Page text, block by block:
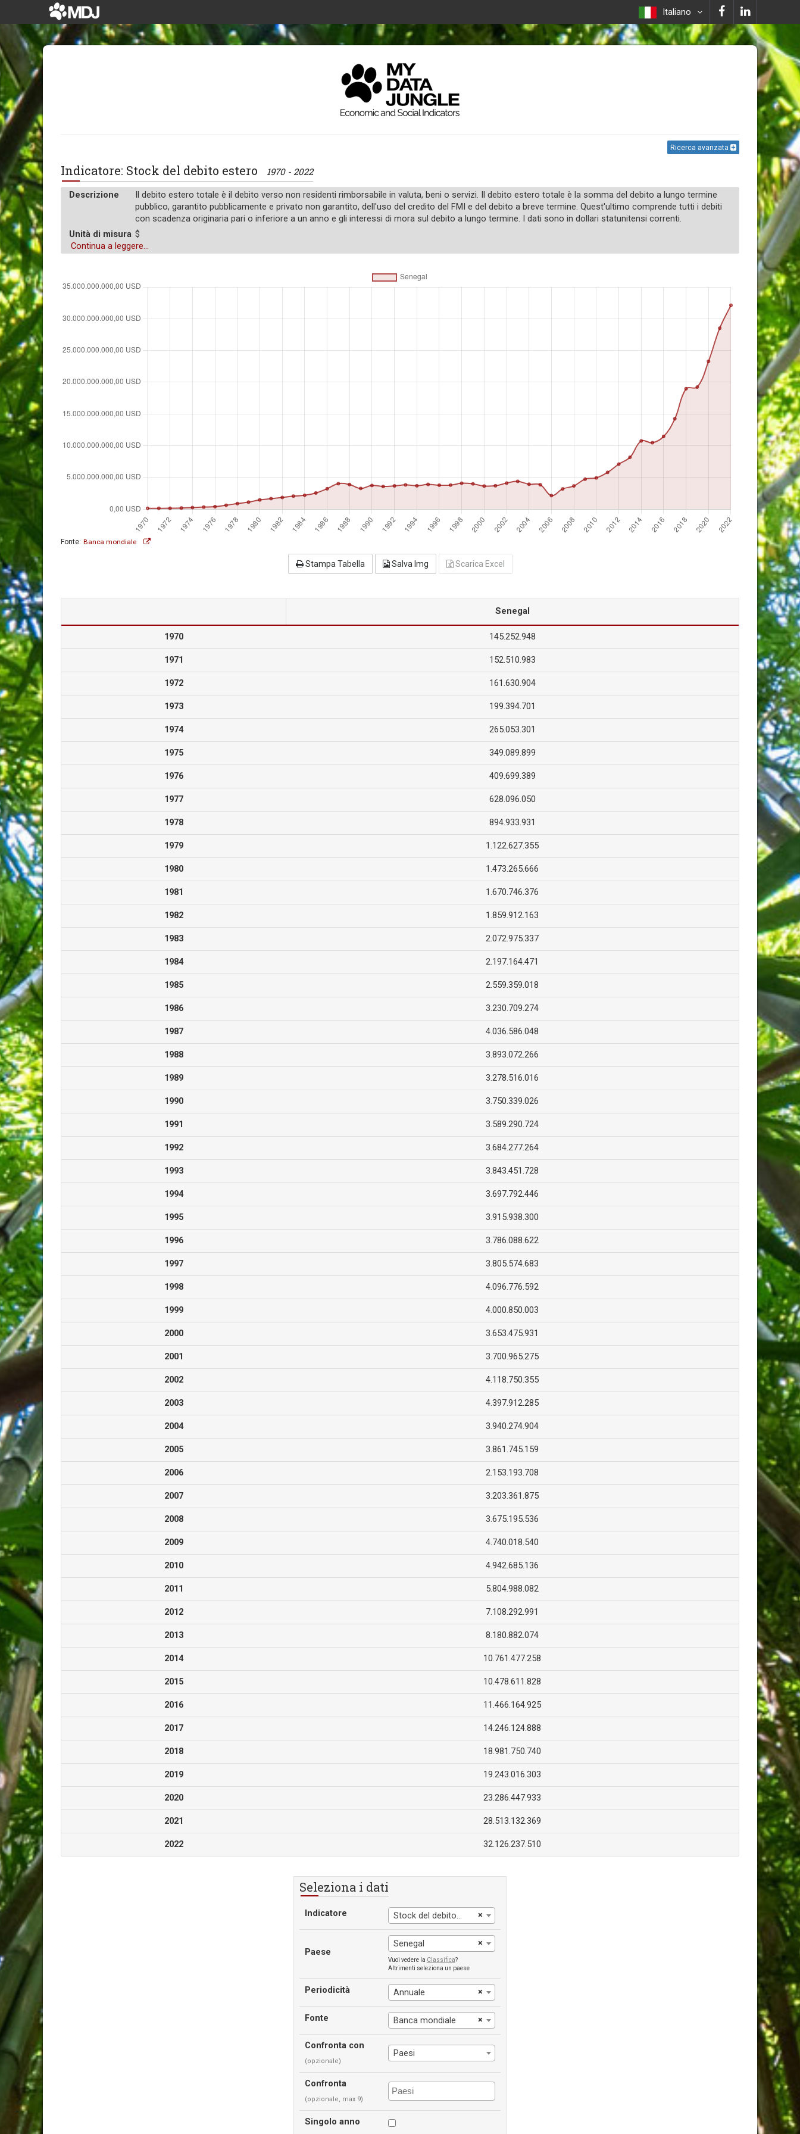
Italiano
Ricerca avanzata
Indicatore: Stock del debito estero 1970 - 2022
Descrizione
Il debito estero totale è il debito verso non residenti rimborsabile in valuta, beni o servizi. Il debito estero totale è la somma del debito a lungo termine
pubblico, garantito pubblicamente e privato non garantito, dell'uso del credito del FMI e del debito a breve termine. Quest'ultimo comprende tutti i debiti
con scadenza originaria pari o inferiore a un anno e gli interessi di mora sul debito a lungo termine. I dati sono in dollari statunitensi correnti.
Unità di misura $
Continua a leggere...
Fonte: Banca mondiale
Stampa Tabella Salva Img Scarica Excel
Senegal
1970 145.252.948
1971 152.510.983
1972 161.630.904
1973 199.394.701
1974 265.053.301
1975 349.089.899
1976 409.699.389
1977 628.096.050
1978 894.933.931
1979 1.122.627.355
1980 1.473.265.666
1981 1.670.746.376
1982 1.859.912.163
1983 2.072.975.337
1984 2.197.164.471
1985 2.559.359.018
1986 3.230.709.274
1987 4.036.586.048
1988 3.893.072.266
1989 3.278.516.016
1990 3.750.339.026
1991 3.589.290.724
1992 3.684.277.264
1993 3.843.451.728
1994 3.697.792.446
1995 3.915.938.300
1996 3.786.088.622
1997 3.805.574.683
1998 4.096.776.592
1999 4.000.850.003
2000 3.653.475.931
2001 3.700.965.275
2002 4.118.750.355
2003 4.397.912.285
2004 3.940.274.904
2005 3.861.745.159
2006 2.153.193.708
2007 3.203.361.875
2008 3.675.195.536
2009 4.740.018.540
2010 4.942.685.136
2011 5.804.988.082
2012 7.108.292.991
2013 8.180.882.074
2014 10.761.477.258
2015 10.478.611.828
2016 11.466.164.925
2017 14.246.124.888
2018 18.981.750.740
2019 19.243.016.303
2020 23.286.447.933
2021 28.513.132.369
2022 32.126.237.510
Seleziona i dati
Indicatore ×
Stock del debito estero
Paese
×
Senegal
Vuoi vedere la Classifica?
Altrimenti seleziona un paese
Periodicità ×
Annuale
Fonte ×
Banca mondiale
Confronta con
(opzionale)
Paesi
Confronta
(opzionale, max 9)
Singolo anno